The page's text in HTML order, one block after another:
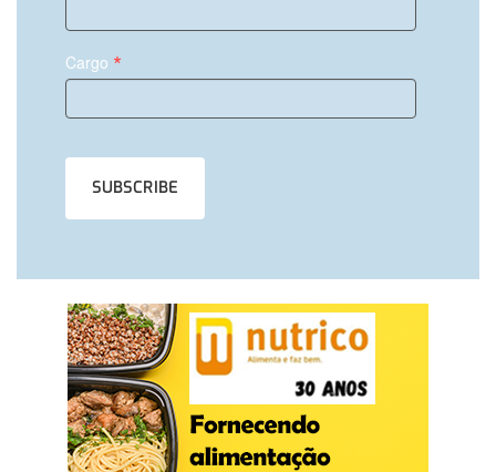
Cargo *